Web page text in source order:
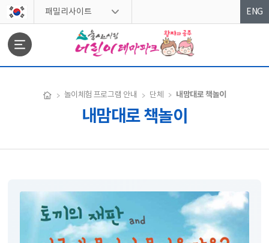
스킵네비게이션
패밀리사이트 ENG
문서위치 놀이체험 프로그램 안내 단체 내맘대로 책놀이
내맘대로 책놀이